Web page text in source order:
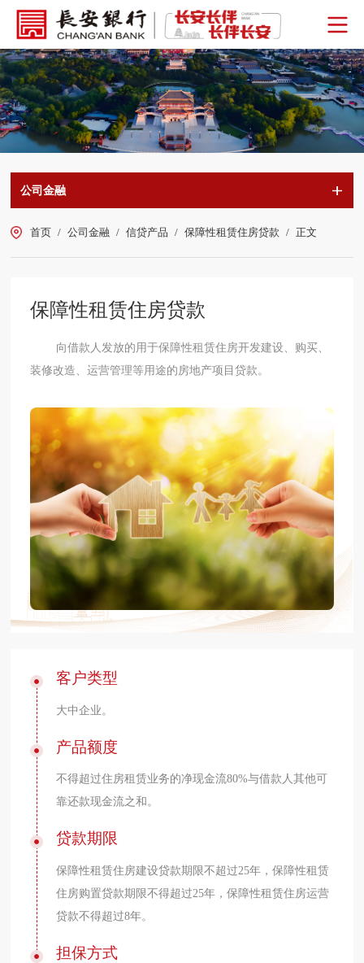
公司金融
首页 / 公司金融 / 信贷产品 / 保障性租赁住房贷款 / 正文
保障性租赁住房贷款
向借款人发放的用于保障性租赁住房开发建设、购买、
装修改造、运营管理等用途的房地产项目贷款。
客户类型
大中企业。
产品额度
不得超过住房租赁业务的净现金流80%与借款人其他可
靠还款现金流之和。
贷款期限
保障性租赁住房建设贷款期限不超过25年，保障性租赁
住房购置贷款期限不得超过25年，保障性租赁住房运营
贷款不得超过8年。
担保方式